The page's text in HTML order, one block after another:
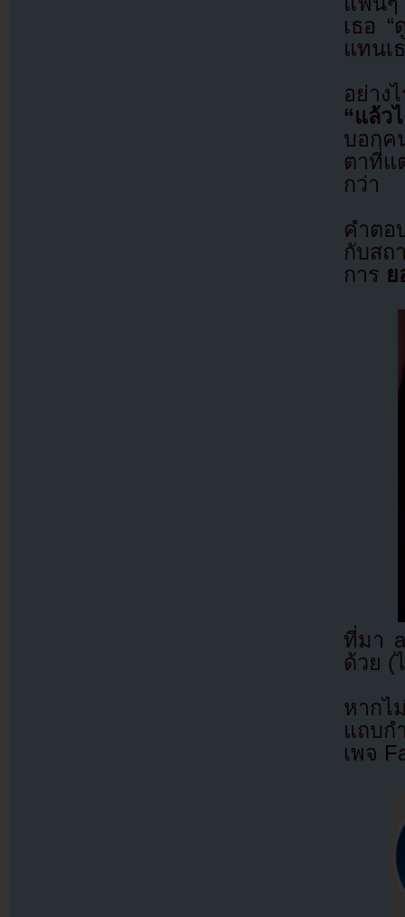
เธอ
แทนเ
อย่าง
“แล้ว
บอกค
ตาที่แ
กว่า
คำตอ
กับสถ
การ ย
ที่มา
ด้วย (
หากไ
แถบก
เพจ